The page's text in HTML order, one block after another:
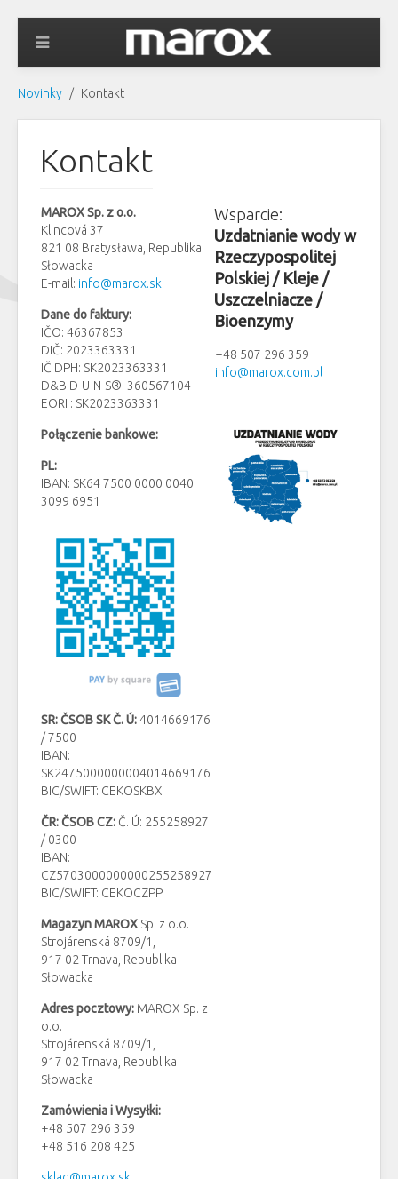
Novinky Kontakt
Kontakt
MAROX Sp. z o.o.
Klincová 37
821 08 Bratysława, Republika
Słowacka
E-mail: info@marox.sk
Dane do faktury:
IČO: 46367853
DIČ: 2023363331
IČ DPH: SK2023363331
D&B D-U-N-S®: 360567104
EORI : SK2023363331
Połączenie bankowe:
PL:
IBAN: SK64 7500 0000 0040
3099 6951
SR: ČSOB SK Č. Ú:4014669176
/ 7500
IBAN:
SK2475000000004014669176
BIC/SWIFT: CEKOSKBX
ČR: ČSOB CZ: Č. Ú: 255258927
/ 0300
IBAN:
CZ5703000000000255258927
BIC/SWIFT: CEKOCZPP
Magazyn MAROX Sp. z o.o.
Strojárenská 8709/1,
917 02 Trnava, Republika
Słowacka
Adres pocztowy: MAROX Sp. z
o.o.
Strojárenská 8709/1,
917 02 Trnava, Republika
Słowacka
Zamówienia iWysyłki:
+48 507 296 359
+48 516 208 425
Wsparcie:
Uzdatnianie wody w
Rzeczypospolitej
Polskiej / Kleje /
Uszczelniacze /
Bioenzymy
+48 507 296 359
info@marox.com.pl